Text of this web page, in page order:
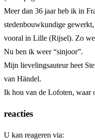
Meer dan 36 jaar heb ik in
stedenbouwkundige
vooral in Lille (Rijsel). Zo
Nu ben ik weer “sinjoor”.
Mijn lievelingsauteur heet
van Händel.
Ik hou van de Lofoten, waar
reacties
U kan reageren via: